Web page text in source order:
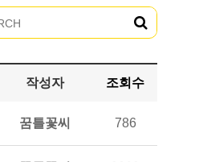
작성자 조회수
꿈틀꽃씨 786